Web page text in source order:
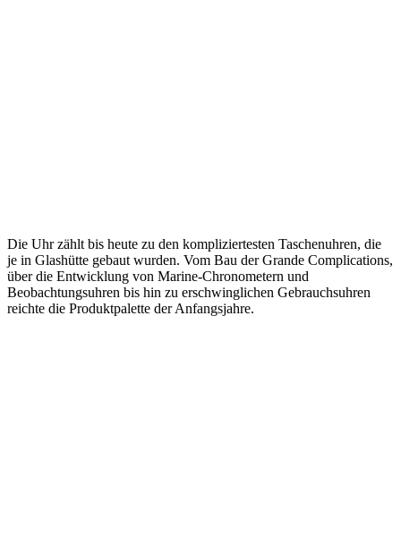
Die Uhr zählt bis heute zu den kompliziertesten Taschenuhren, die
je in Glashütte gebaut wurden. Vom Bau der Grande Complications,
über die Entwicklung von Marine-Chronometern und
Beobachtungsuhren bis hin zu erschwinglichen Gebrauchsuhren
reichte die Produktpalette der Anfangsjahre.